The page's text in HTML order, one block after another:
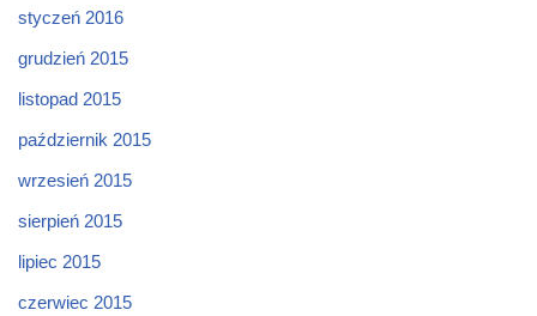
styczeń 2016
grudzień 2015
listopad 2015
październik 2015
wrzesień 2015
sierpień 2015
lipiec 2015
czerwiec 2015